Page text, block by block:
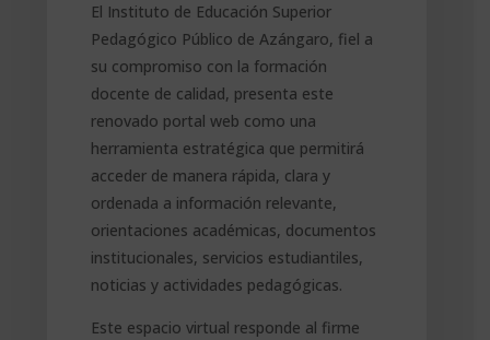
El Instituto de Educación Superior
Pedagógico Público de Azángaro, fiel a
su compromiso con la formación
docente de calidad, presenta este
renovado portal web como una
herramienta estratégica que permitirá
acceder de manera rápida, clara y
ordenada a información relevante,
orientaciones académicas, documentos
institucionales, servicios estudiantiles,
noticias y actividades pedagógicas.
Este espacio virtual responde al firme